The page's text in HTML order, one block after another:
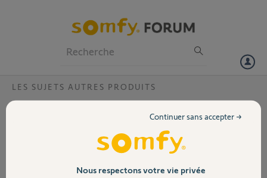
Volet
LES SUJETS AUTRES PRODUITS
Tension de sortie pour piloter une gache
Quelle est la tension de sortie pour piloter une gâche électrique à
partir de la platine de rue d'un visiophone V100 ?
Nous respectons votre vie privée
Continuer sans accepter →